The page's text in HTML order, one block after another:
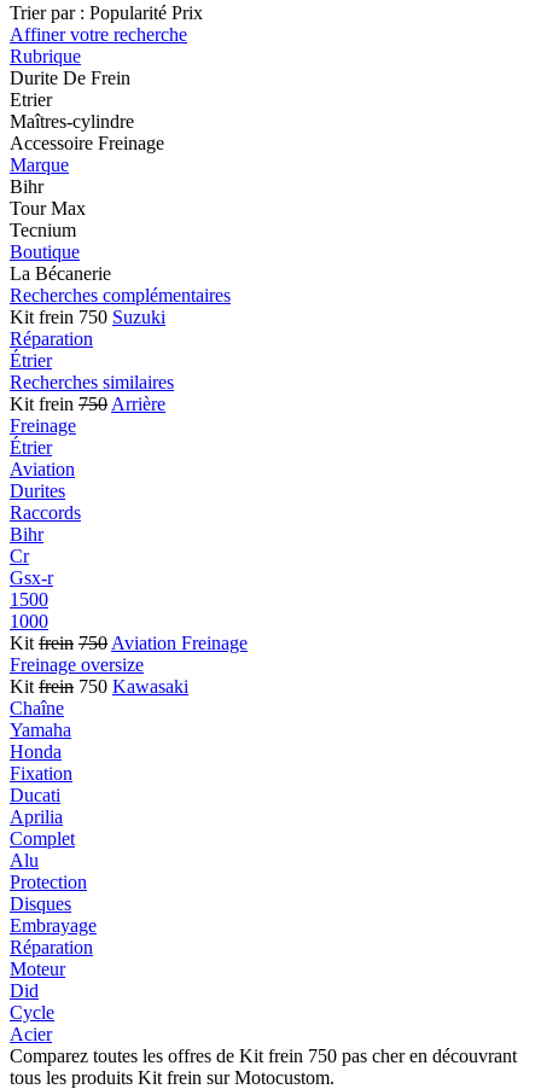
Trier par : Popularité Prix
Affiner votre recherche
Rubrique
Durite De Frein
Etrier
Maîtres-cylindre
Accessoire Freinage
Marque
Bihr
Tour Max
Tecnium
Boutique
La Bécanerie
Recherches complémentaires
Kit frein 750 Suzuki
Réparation
Étrier
Recherches similaires
Kit frein 750 Arrière
Freinage
Étrier
Aviation
Durites
Raccords
Bihr
Cr
Gsx-r
1500
1000
Kit frein 750 Aviation Freinage
Freinage oversize
Kit frein 750 Kawasaki
Chaîne
Yamaha
Honda
Fixation
Ducati
Aprilia
Complet
Alu
Protection
Disques
Embrayage
Réparation
Moteur
Did
Cycle
Acier
Comparez toutes les offres de Kit frein 750 pas cher en découvrant
tous les produits Kit frein sur Motocustom.